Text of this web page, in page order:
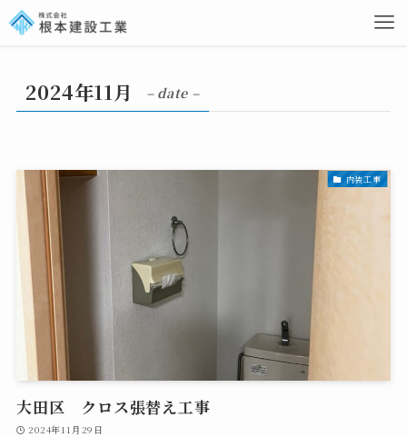
2024年11月 – date –
内装工事
大田区 クロス張替え工事
2024年11月29日